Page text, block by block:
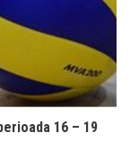
16 – 19